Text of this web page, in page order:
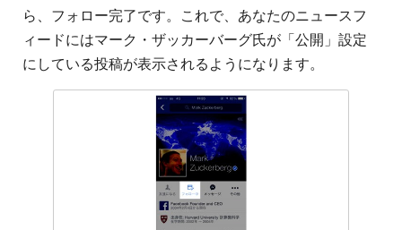
ら、フォロー完了です。これで、あなたのニュースフ
ィードにはマーク・ザッカーバーグ氏が「公開」設定
にしている投稿が表示されるようになります。